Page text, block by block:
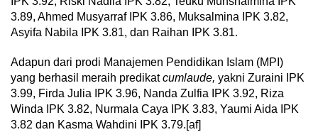
3.89, Ahmed Musyarraf IPK 3.86, Muksalmina IPK 3.82,
Asyifa Nabila IPK 3.81, dan Raihan IPK 3.81.
Adapun dari prodi Manajemen Pendidikan Islam (MPI)
yang berhasil meraih predikatcumlaude, yakni Zuraini IPK
3.99, Firda Julia IPK 3.96, Nanda Zulfia IPK 3.92, Riza
Winda IPK 3.82, Nurmala Caya IPK 3.83, Yaumi Aida IPK
3.82 dan Kasma Wahdini IPK 3.79.[af]